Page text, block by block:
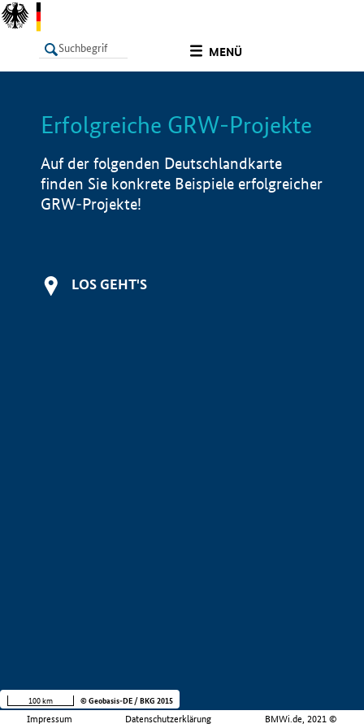
MENÜ
LISTE Info
Erfolgreiche GRW-Projekte
Auf der folgenden Deutschlandkarte
finden Sie konkrete Beispiele erfolgreicher
GRW-Projekte!
LOS GEHT'S
Impressum Datenschutzerklärung BMWi.de, 2021 ©
100 km © Geobasis-DE / BKG 2015